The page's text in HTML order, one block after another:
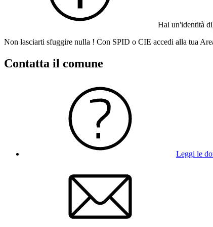
Hai un'identità
Non lasciarti sfuggire nulla ! Con SPID o CIE accedi alla tua
Contatta il comune
Leggi le